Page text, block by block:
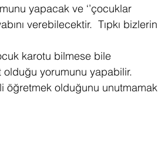
yapacak ve ‘’çocuklar
verebilecektir.  Tıpkı bizlerin
karotu bilmese bile
yorumunu yapabilir.
öğretmek olduğunu unutmamak